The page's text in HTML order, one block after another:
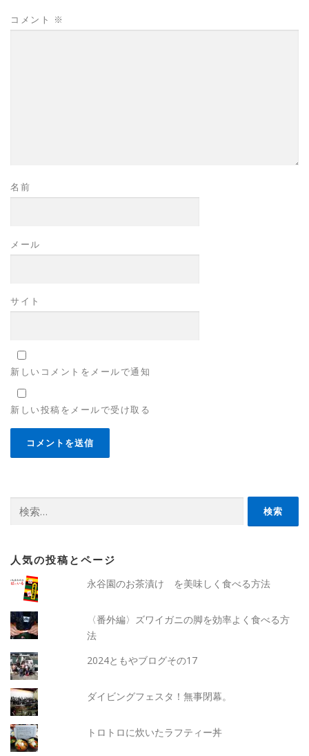
コメント ※
名前
メール
サイト
新しいコメントをメールで通知
新しい投稿をメールで受け取る
索:
人気の投稿とページ
永谷園のお茶漬け を美味しく食べる方法
〈番外編〉ズワイガニの脚を効率よく食べる方
法
2024ともやブログその17
ダイビングフェスタ！無事閉幕。
トロトロに炊いたラフティー丼